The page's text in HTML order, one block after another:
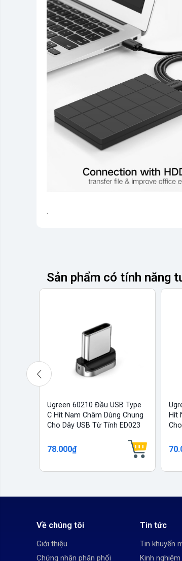
.
Sản phẩm có tính năng
Ugreen 60210 Đầu USB Type
C Hít Nam Châm Dùng Chung
Cho Dây USB Từ Tính ED023
78.000₫
Hít
Về chúng tôi
Giới thiệu
Chứng nhận phân phối
Tin tức
Tin khuyến
Kinh